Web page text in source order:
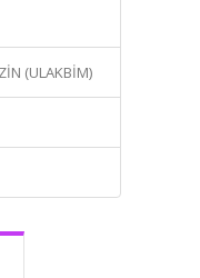
(ULAKBİM)